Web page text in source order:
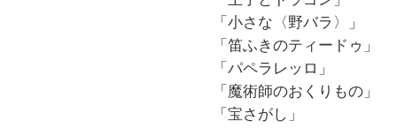
「小さな〈野バラ〉」
「笛ふきのティードゥ」
「パペラレッロ」
「魔術師のおくりもの」
「宝さがし」